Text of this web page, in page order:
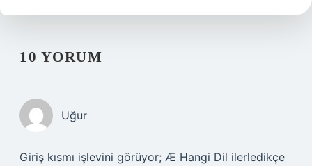
10 YORUM
Uğur
Giriş kısmı işlevini görüyor; Æ Hangi Dil ilerledikçe